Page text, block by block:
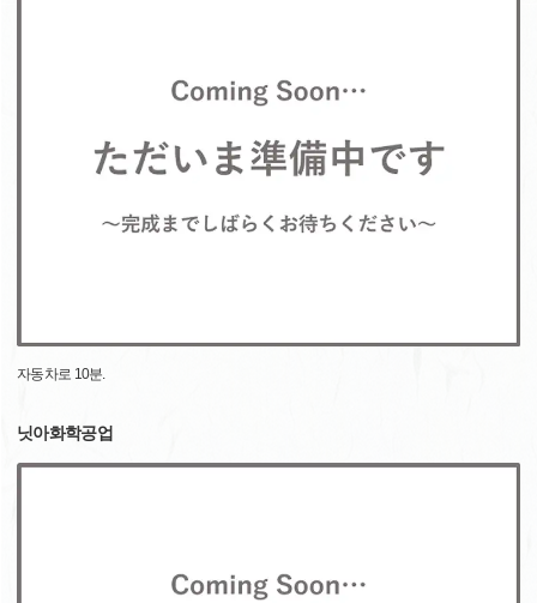
자동차로 10분.
닛아화학공업